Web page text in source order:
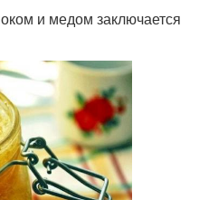
и медом заключается